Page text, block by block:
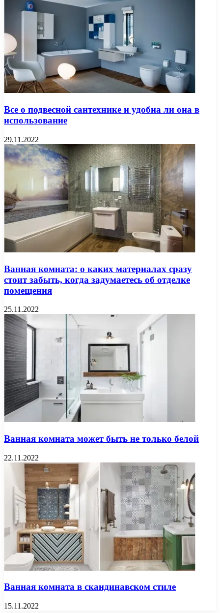
Все о подвесной сантехнике и удобна ли она в
использование
29.11.2022
Ванная комната: о каких материалах сразу
стоит забыть, когда задумаетесь об отделке
помещения
25.11.2022
Ванная комната может быть не только белой
22.11.2022
Ванная комната в скандинавском стиле
15.11.2022